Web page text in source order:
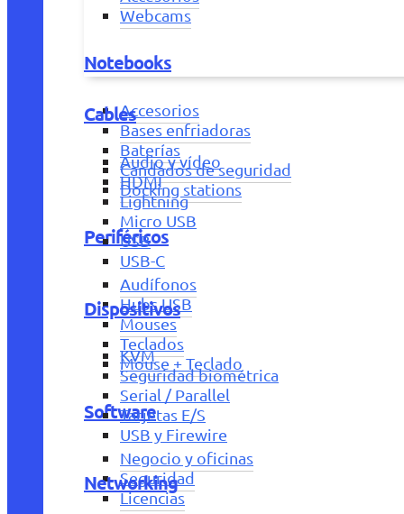
Webcams
Notebooks
Accesorios
Bases enfriadoras
Baterías
Candados de seguridad
Docking stations
Periféricos
Audífonos
Hubs USB
Mouses
Teclados
Mouse + Teclado
Software
Negocio y oficinas
Seguridad
Licencias
Cables
Audio y vídeo
HDMI
Lightning
Micro USB
USB
USB-C
Dispositivos
KVM
Seguridad biométrica
Serial / Parallel
Tarjetas E/S
USB y Firewire
Networking